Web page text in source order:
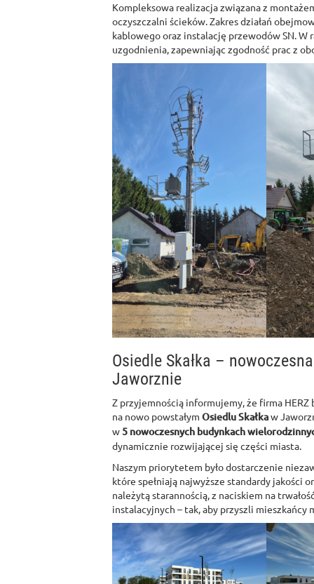
Kompleksowa realizacja związana z
oczyszczalni ścieków. Zakres działań
kablowego oraz instalację przewodów SN.
uzgodnienia, zapewniając zgodność prac z
Osiedle Skałka –
Jaworznie
Z przyjemnością informujemy, że firma
na nowo powstałym Osiedlu Skałkaw
w5 nowoczesnych budynkach
dynamicznie rozwijającej się części miasta.
Naszym priorytetem było dostarczenie
które spełniają najwyższe standardy jakości
należytą starannością, z naciskiem na
instalacyjnych – tak, aby przyszli